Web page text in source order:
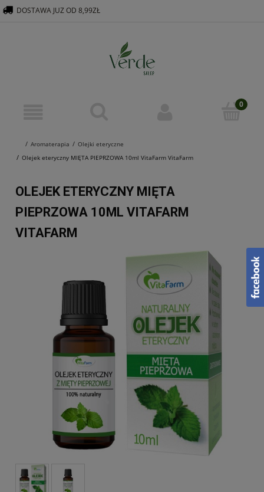
Aromaterapia
Olejki eteryczne
Olejek eteryczny MIĘTA PIEPRZOWA 10ml VitaFarm VitaFarm
DOSTAWA JUZ OD 8,99ZŁ
OLEJEK ETERYCZNY MIĘTA
PIEPRZOWA 10ML VITAFARM
VITAFARM